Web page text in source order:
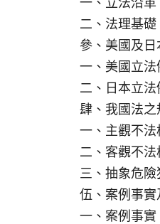
二、法理基礎
參、美國及日
一、美國立法
二、日本立法
肆、我國法
一、主觀不
二、客觀不
三、抽象危
伍、案例事
一、案例事實